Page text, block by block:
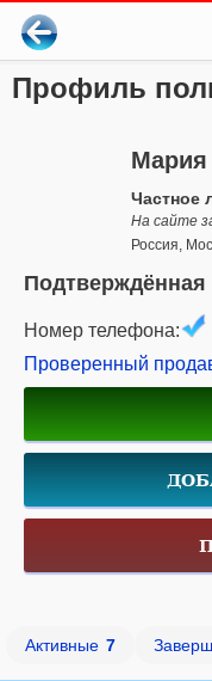
Профиль
Мария
Частное
На сайте
Россия,
Номер телефона:
Проверенный
Активные 7